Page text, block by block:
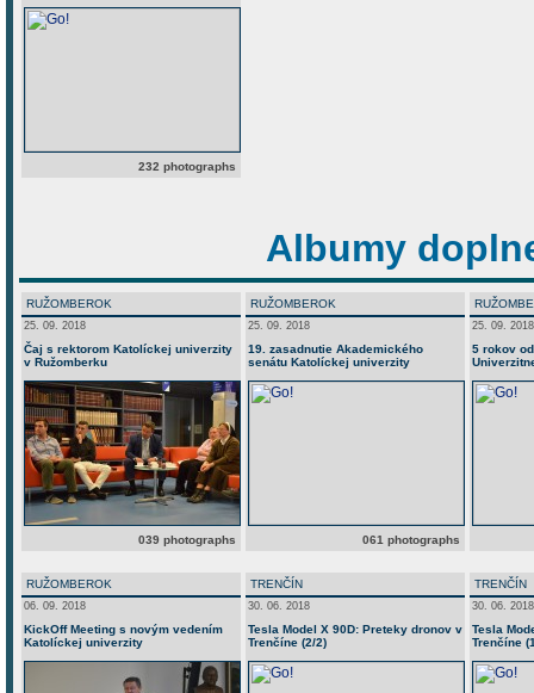
232 photographs
Albumy
RUŽOMBEROK
25. 09. 2018
Čaj s rektorom Katolíckej univerzity
v Ružomberku
039 photographs
RUŽOMBEROK
25. 09. 2018
19. zasadnutie Akademického
senátu Katolíckej univerzity
061 photographs
25. 09. 2018
5 rokov
RUŽOMBEROK
06. 09. 2018
KickOff Meeting s novým vedením
Katolíckej univerzity
TRENČÍN
30. 06. 2018
Tesla Model X 90D: Preteky dronov v
Trenčíne (2/2)
TRENČÍN
30. 06. 2018
Tesla
Trenčíne